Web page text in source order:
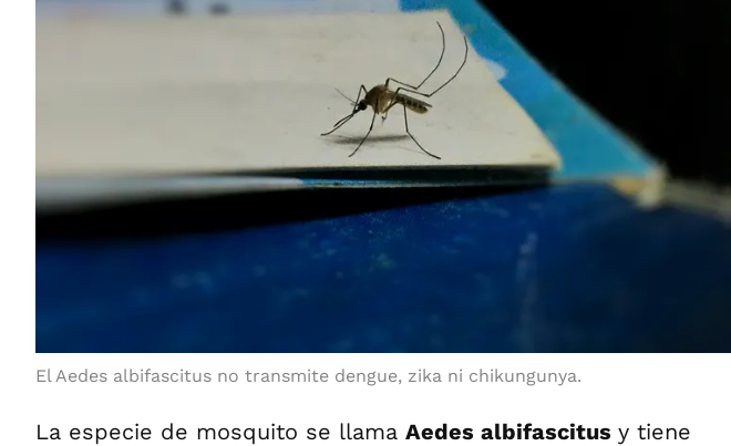
El Aedes albifascitus no transmite dengue, zika ni chikungunya.
La especie de mosquito se llama Aedes albifascitus y tiene